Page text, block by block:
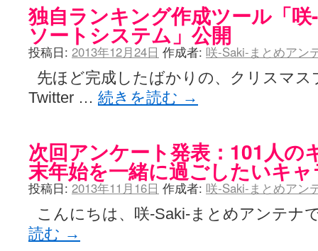
独自ランキング作成ツール「
ソートシステム」公開
投稿日: 2013年12月24日 作成者: 咲-Saki-まとめアン
先ほど完成したばかりの、クリスマ
Twitter … 続きを読む →
次回アンケート発表：101人の
末年始を一緒に過ごしたいキ
投稿日: 2013年11月16日 作成者: 咲-Saki-まとめアン
こんにちは、咲-Saki-まとめアンテ
読む →